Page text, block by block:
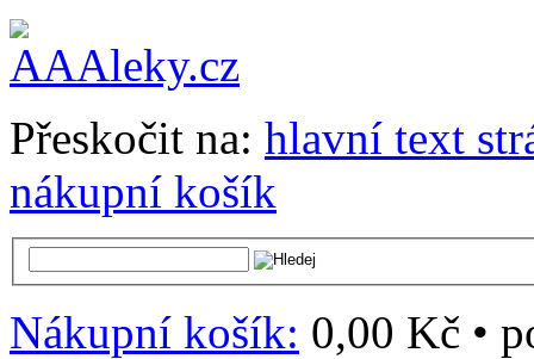
Přeskočit na: hlavní text
nákupní košík
Nákupní košík: 0,00 Kč •